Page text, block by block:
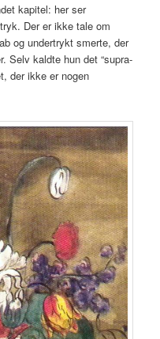
kapitel: her ser
Der er ikke tale om
og undertrykt smerte, der
Selv kaldte hun det “supra-
der ikke er nogen